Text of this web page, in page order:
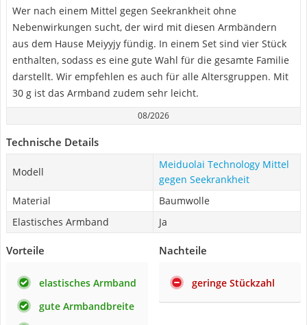
Wer nach einem Mittel gegen Seekrankheit ohne
Nebenwirkungen sucht, der wird mit diesen Armbändern
aus dem Hause Meiyyjy fündig. In einem Set sind vier Stück
enthalten, sodass es eine gute Wahl für die gesamte Familie
darstellt. Wir empfehlen es auch für alle Altersgruppen. Mit
30 g ist das Armband zudem sehr leicht.
08/2026
Technische Details
Modell
Meiduolai Technology Mittel
gegen Seekrankheit
Material
Baumwolle
Elastisches Armband
Ja
Vorteile
elastisches Armband
gute Armbandbreite
Nachteile
geringe Stückzahl